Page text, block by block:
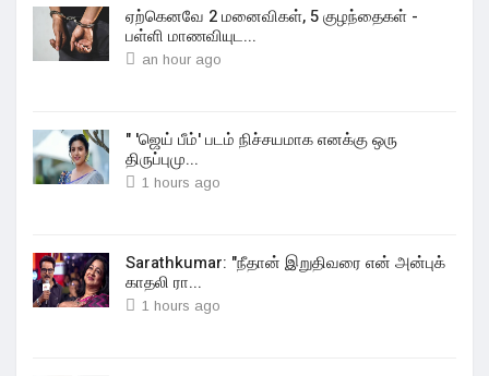
ஏற்கெனவே 2 மனைவிகள், 5 குழந்தைகள் -
பள்ளி மாணவியுட...
an hour ago
" 'ஜெய் பீம்' படம் நிச்சயமாக எனக்கு ஒரு
திருப்புமு...
1 hours ago
Sarathkumar: "நீதான் இறுதிவரை என் அன்புக்
காதலி ரா...
1 hours ago